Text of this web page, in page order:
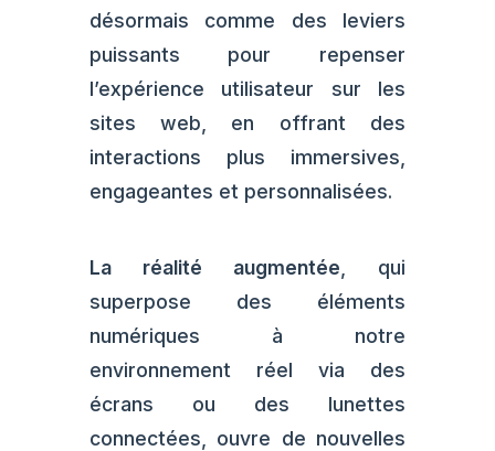
désormais comme des leviers
puissants pour repenser
l’expérience utilisateur sur les
sites web, en offrant des
interactions plus immersives,
engageantes et personnalisées.
La réalité augmentée , qui
superpose des éléments
numériques à notre
environnement réel via des
écrans ou des lunettes
connectées, ouvre de nouvelles